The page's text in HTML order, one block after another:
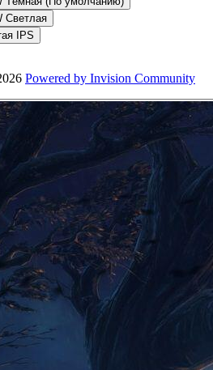
Светлая
IPS
Powered by Invision Community